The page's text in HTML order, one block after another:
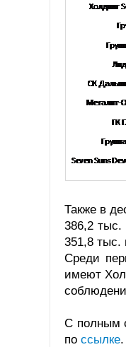
Также в
386,2
351,8 тыс.
Среди
имеют
С полным
по ссылке.